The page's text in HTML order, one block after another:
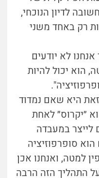
לדיון הנוכחי,
רק באחד משני
לא יודעים
הוא יכול להיות
היא שאם נמדוד
״יקרוס״ לאחת
לייצר במעבדה
סופרפוזיציה
למטה, ואנחנו אכן
התהליך הזה הרבה